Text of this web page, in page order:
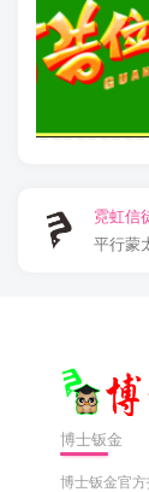
霓虹信
平行蒙
博士钣金
博士钣金官